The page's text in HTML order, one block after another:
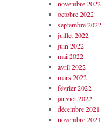
novembre 2022
octobre 2022
septembre 2022
juillet 2022
juin 2022
mai 2022
avril 2022
mars 2022
février 2022
janvier 2022
décembre 2021
novembre 2021